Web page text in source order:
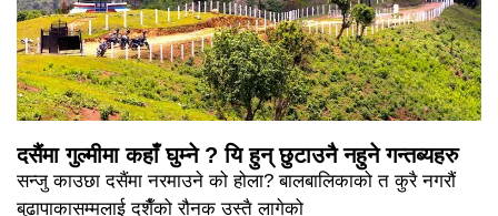
दसैंमा गुल्मीमा कहाँ घुम्ने ? यि हुन् छुटाउनै नहुने गन्तब्यहरु
सन्जु काउछा दसैंमा नरमाउने को होला? बालबालिकाको त कुरै नगरौं
बुढापाकासम्मलाई दशैँको रौनक उस्तै लागेको